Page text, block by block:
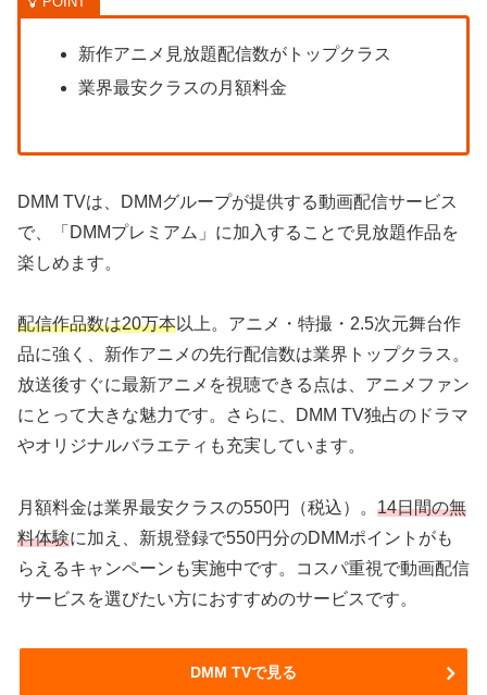
新作アニメ見放題配信数がトップクラス
業界最安クラスの月額料金
DMM TVは、DMMグループが提供する動画配信サービス
で、「DMMプレミアム」に加入することで見放題作品を
楽しめます。
配信作品数は20万本以上。アニメ・特撮・2.5次元舞台作
品に強く、新作アニメの先行配信数は業界トップクラス。
放送後すぐに最新アニメを視聴できる点は、アニメファン
にとって大きな魅力です。さらに、DMM TV独占のドラマ
やオリジナルバラエティも充実しています。
月額料金は業界最安クラスの550円（税込）。 14日間の無
料体験に加え、新規登録で550円分のDMMポイントがも
らえるキャンペーンも実施中です。コスパ重視で動画配信
サービスを選びたい方におすすめのサービスです。
DMM TVで見る